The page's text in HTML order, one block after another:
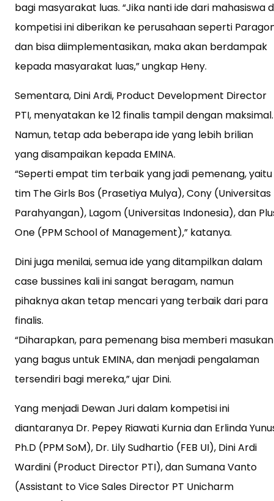
bagi masyarakat luas. “Jika nanti ide dari mahasiswa
kompetisi ini diberikan ke perusahaan seperti
dan bisa diimplementasikan, maka akan berdampak
kepada masyarakat luas,” ungkap Heny.
Sementara, Dini Ardi, Product Development Director
PTI, menyatakan ke 12 finalis tampil dengan maksimal.
Namun, tetap ada beberapa ide yang lebih brilian
yang disampaikan kepada EMINA.
“Seperti empat tim terbaik yang jadi pemenang, yaitu
tim The Girls Bos (Prasetiya Mulya), Cony (Universitas
Parahyangan), Lagom (Universitas Indonesia), dan
One (PPM School of Management),” katanya.
Dini juga menilai, semua ide yang ditampilkan dalam
case bussines kali ini sangat beragam, namun
pihaknya akan tetap mencari yang terbaik dari para
finalis.
“Diharapkan, para pemenang bisa memberi masukan
yang bagus untuk EMINA, dan menjadi pengalaman
tersendiri bagi mereka,” ujar Dini.
Yang menjadi Dewan Juri dalam kompetisi ini
diantaranya Dr. Pepey Riawati Kurnia dan Erlinda
Ph.D (PPM SoM), Dr. Lily Sudhartio (FEB UI), Dini Ardi
Wardini (Product Director PTI), dan Sumana Vanto
(Assistant to Vice Sales Director PT Unicharm